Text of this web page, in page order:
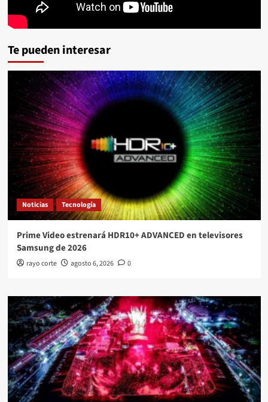
Te pueden interesar
Noticias Tecnología
Prime Video estrenará HDR10+ ADVANCED en televisores
Samsung de 2026
rayo corte agosto 6, 2026 0